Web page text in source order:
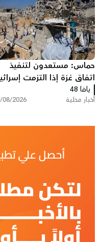
حماس: مستعدون لتنفيذ
اتفاق غزة إذا التزمت
يافا 48
أخبار محلية 08/2026